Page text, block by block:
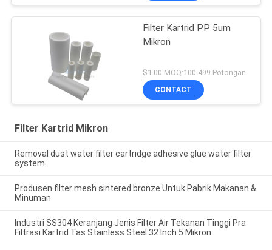
Filter Kartrid PP 5um
Mikron
$1.00 MOQ:100-499 Potongan
CONTACT
Filter Kartrid Mikron
Removal dust water filter cartridge adhesive glue water filter
system
Produsen filter mesh sintered bronze Untuk Pabrik Makanan &
Minuman
Industri SS304 Keranjang Jenis Filter Air Tekanan Tinggi Pra
Filtrasi Kartrid Tas Stainless Steel 32 Inch 5 Mikron